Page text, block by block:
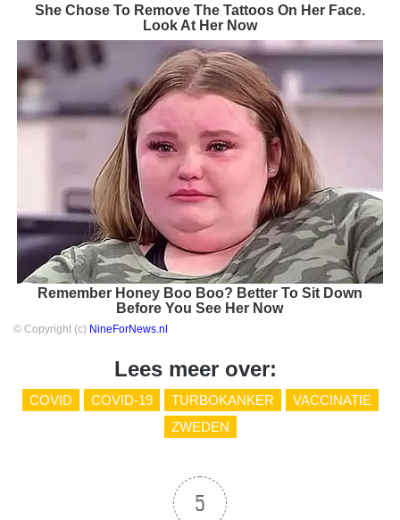
She Chose To Remove The Tattoos On Her Face.
Look At Her Now
Remember Honey Boo Boo? Better To Sit Down
Before You See Her Now
© Copyright (c) NineForNews.nl
Lees meer over:
COVID COVID-19 TURBOKANKER
VACCINATIE
ZWEDEN
5